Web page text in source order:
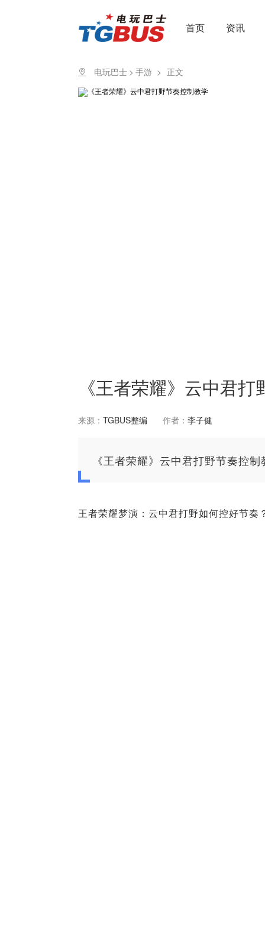
首页 资讯
电玩巴士 > 手游 > 正文
《王者荣耀》云中君
来源： TGBUS整编 作者： 李子健
《王者荣耀》云中君打野节奏控制
王者荣耀梦演：云中君打野如何控好节奏